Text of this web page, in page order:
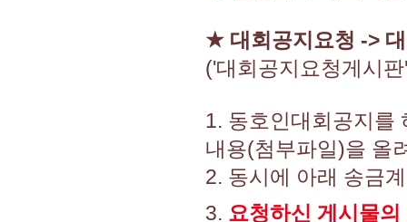
★ 대회공지요청 ->
('대회공지요청게시판
1. 동호인대회공지를
내용(첨부파일)을 올
2. 동시에 아래 송금
3. 요청하신 게시물